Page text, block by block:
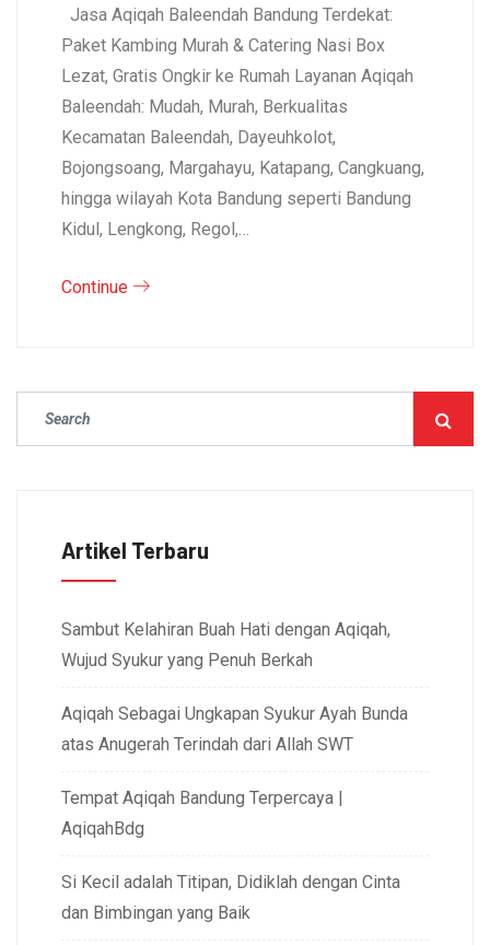
Jasa Aqiqah Baleendah Bandung Terdekat:
Paket Kambing Murah & Catering Nasi Box
Lezat, Gratis Ongkir ke Rumah Layanan Aqiqah
Baleendah: Mudah, Murah, Berkualitas
Kecamatan Baleendah, Dayeuhkolot,
Bojongsoang, Margahayu, Katapang, Cangkuang,
hingga wilayah Kota Bandung seperti Bandung
Kidul, Lengkong, Regol,…
Continue
Artikel Terbaru
Sambut Kelahiran Buah Hati dengan Aqiqah,
Wujud Syukur yang Penuh Berkah
Aqiqah Sebagai Ungkapan Syukur Ayah Bunda
atas Anugerah Terindah dari Allah SWT
Tempat Aqiqah Bandung Terpercaya |
AqiqahBdg
Si Kecil adalah Titipan, Didiklah dengan Cinta
dan Bimbingan yang Baik